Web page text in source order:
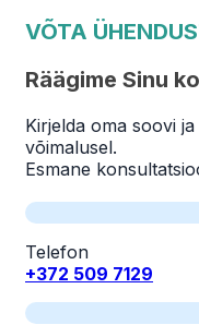
VÕTA
Räägime Sinu
Kirjelda oma soovi
võimalusel.
Esmane
Telefon
+372 509 7129